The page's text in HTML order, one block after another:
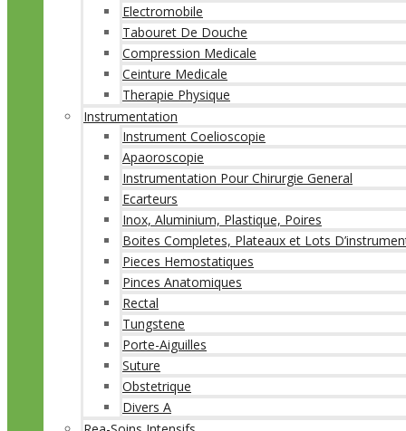
Electromobile
Tabouret De Douche
Compression Medicale
Ceinture Medicale
Therapie Physique
Instrumentation
Instrument Coelioscopie
Apaoroscopie
Instrumentation Pour Chirurgie General
Ecarteurs
Inox, Aluminium, Plastique, Poires
Boites Completes, Plateaux et Lots
Pieces Hemostatiques
Pinces Anatomiques
Rectal
Tungstene
Porte-Aiguilles
Suture
Obstetrique
Divers A